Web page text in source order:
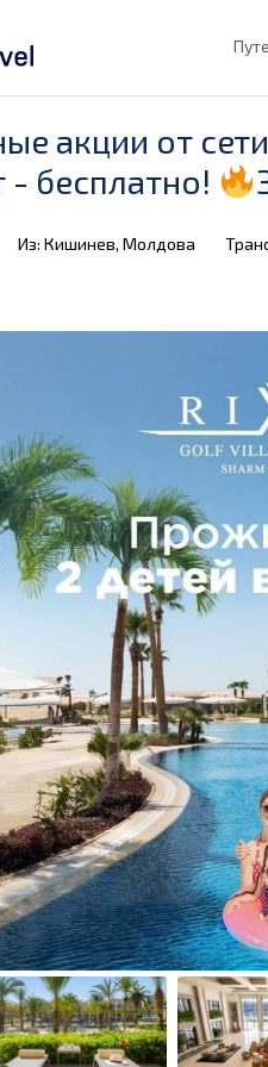
акции от
бесплатно!
Из: Кишинев, Молдова